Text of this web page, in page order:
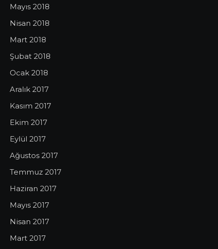
Mayıs 2018
Nisan 2018
Mart 2018
Şubat 2018
Ocak 2018
Aralık 2017
Kasım 2017
Ekim 2017
Eylül 2017
Ağustos 2017
Temmuz 2017
Haziran 2017
Mayıs 2017
Nisan 2017
Mart 2017